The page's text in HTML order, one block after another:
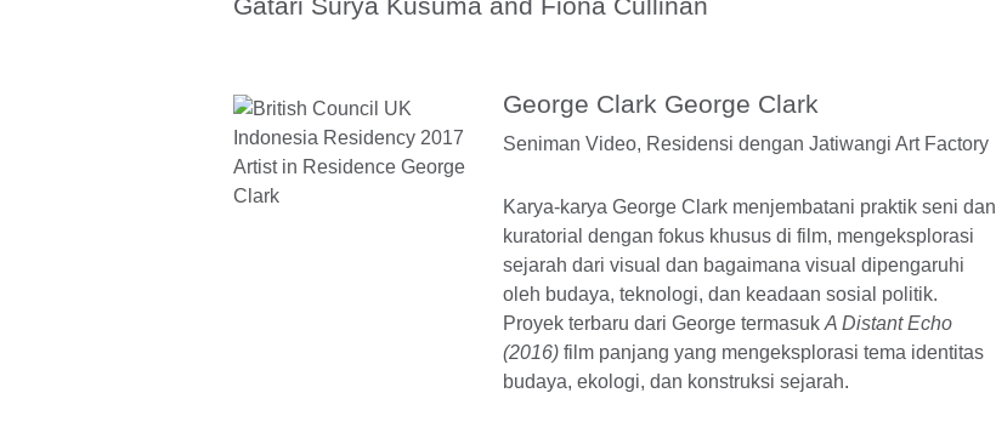
Gatari Surya Kusuma and Fiona Cullinan
George Clark George Clark
Seniman Video, Residensi dengan Jatiwangi Art Factory
Karya-karya George Clark menjembatani praktik seni dan
kuratorial dengan fokus khusus di film, mengeksplorasi
sejarah dari visual dan bagaimana visual dipengaruhi
oleh budaya, teknologi, dan keadaan sosial politik.
Proyek terbaru dari George termasuk A Distant Echo
(2016) film panjang yang mengeksplorasi tema identitas
budaya, ekologi, dan konstruksi sejarah.